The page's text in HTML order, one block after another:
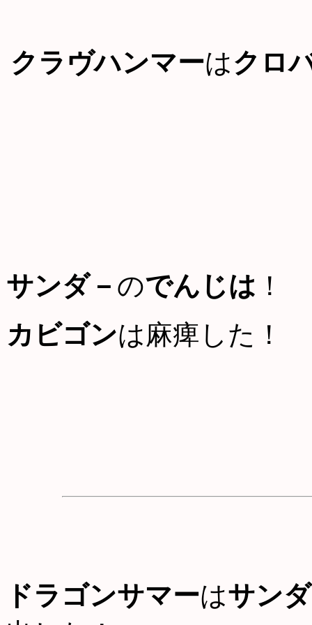
クラヴハンマーはクロ
サンダ－ のでんじは ！
カビゴンは麻痺した！
ドラゴンサマーはサン